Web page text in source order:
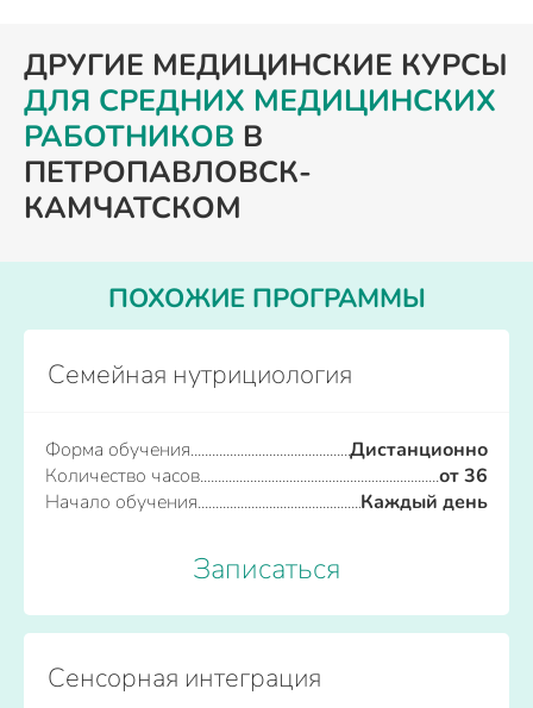
ДРУГИЕ МЕДИЦИНСКИЕ КУРСЫ
ДЛЯ СРЕДНИХ МЕДИЦИНСКИХ
РАБОТНИКОВ В
ПЕТРОПАВЛОВСК-
КАМЧАТСКОМ
ПОХОЖИЕ ПРОГРАММЫ
Семейная нутрициология
Форма обучения
Дистанционно
Количество часов
от 36
Начало обучения
Каждый день
Записаться
Сенсорная интеграция